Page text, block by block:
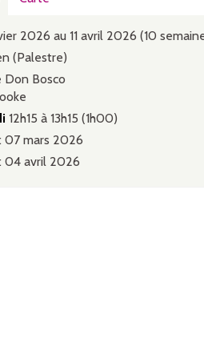
2026 au 11 avril 2026 (10
(Palestre)
Don Bosco
12h15 à 13h15 (1h00)
07 mars 2026
04 avril 2026